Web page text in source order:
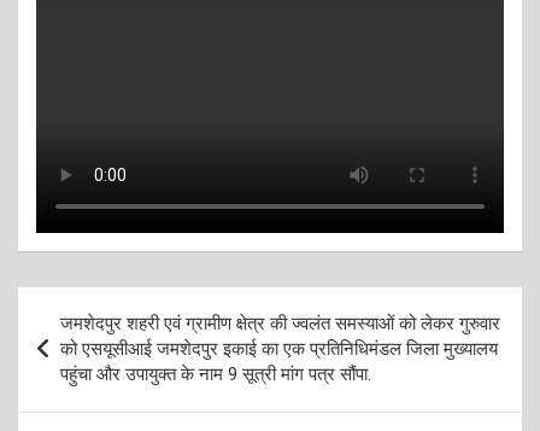
navigation
जमशेदपुर शहरी एवं ग्रामीण क्षेत्र की ज्वलंत समस्याओं को लेकर गुरुवार
को एसयूसीआई जमशेदपुर इकाई का एक प्रतिनिधिमंडल जिला मुख्यालय
पहुंचा और उपायुक्त के नाम 9 सूत्री मांग पत्र सौंपा.